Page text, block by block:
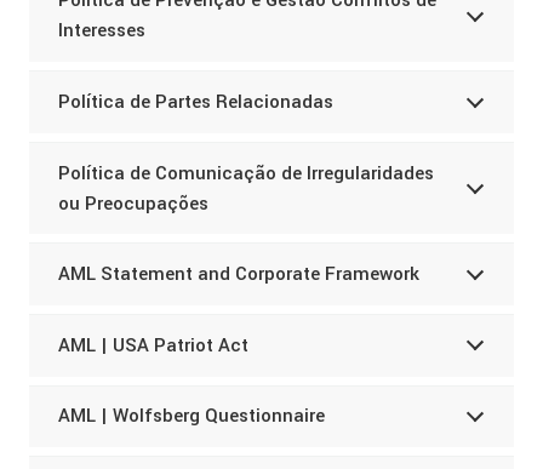
Interesses
Política de Partes Relacionadas
Política de Comunicação de Irregularidades
ou Preocupações
AML Statement and Corporate Framework
AML | USA Patriot Act
AML | Wolfsberg Questionnaire